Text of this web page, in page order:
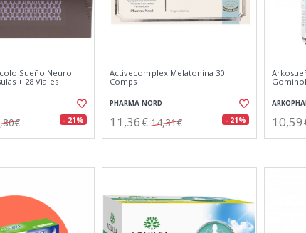
Sueño Neuro
+ 28 Viales
- 21%
Activecomplex Melatonina 30
Comps
PHARMA NORD
11,36€ 14,31€ - 21%